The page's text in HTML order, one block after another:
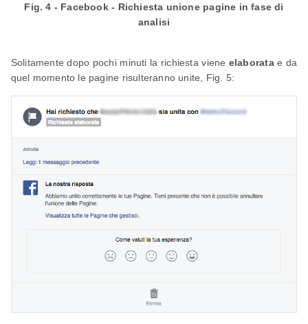
Fig. 4 - Facebook - Richiesta unione pagine in fase di
analisi
Solitamente dopo pochi minuti la richiesta viene elaboratae da
quel momento le pagine risulteranno unite, Fig. 5: